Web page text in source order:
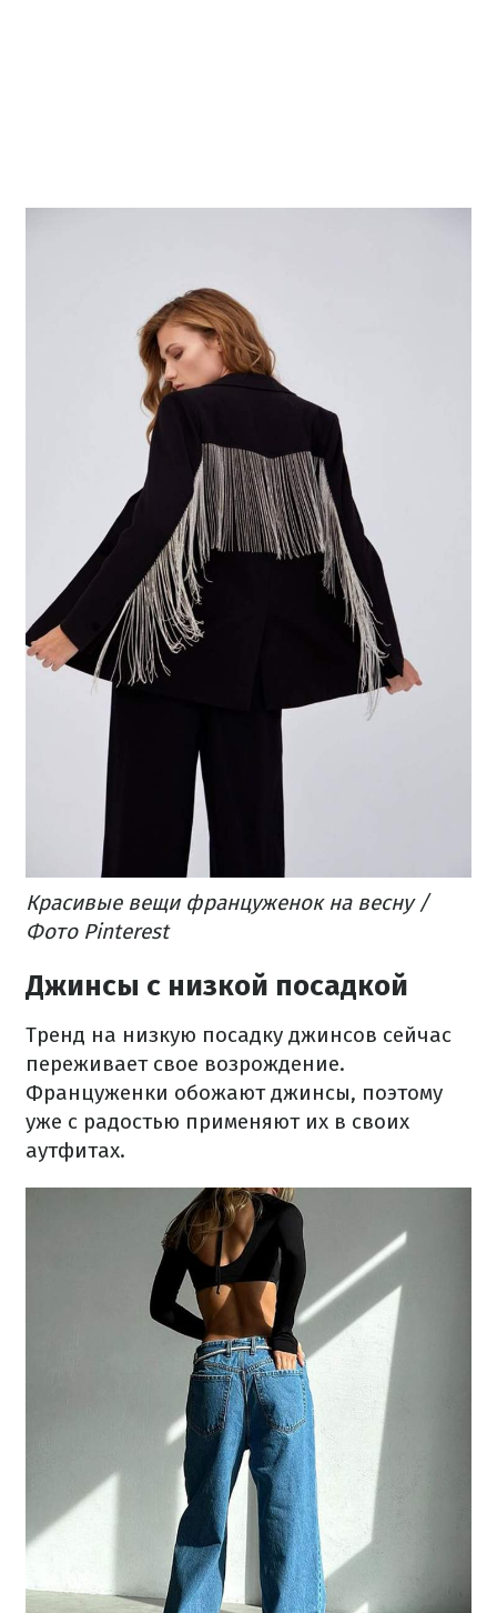
Красивые вещи француженок на весну /
Фото Pinterest
Джинсы с низкой посадкой
Тренд на низкую посадку джинсов сейчас
переживает свое возрождение.
Француженки обожают джинсы, поэтому
уже с радостью применяют их в своих
аутфитах.